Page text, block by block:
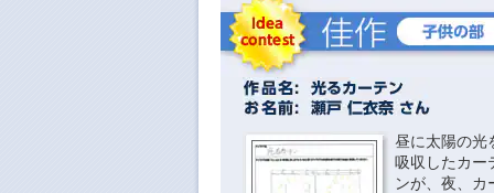
昼に太陽の光
吸収したカー
ンが、夜、カ